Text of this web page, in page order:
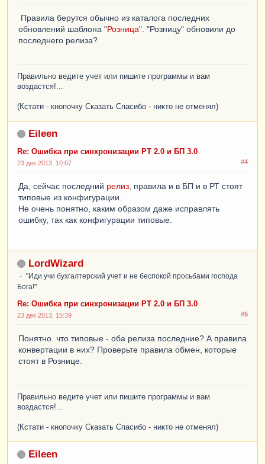
Правила берутся обычно из каталога последних
обновлений шаблона "Розница". "Розницу" обновили до
последнего релиза?
Правильно ведите учет или пишите программы и вам
воздастся!...
(Кстати - кнопочку Сказать Спасибо - никто не отменял)
Eileen
Re: Ошибка при синхронизации РТ 2.0 и БП 3.0
#4
23 дек 2013, 10:07
Да, сейчас последний релиз , правила и в БП и в РТ стоят
типовые из конфигурации.
Не очень понятно, каким образом даже исправлять
ошибку, так как конфигурации типовые.
LordWizard
"Иди учи бухгалтерский учет и не беспокой просьбами господа
Бога!"
Re: Ошибка при синхронизации РТ 2.0 и БП 3.0
#5
23 дек 2013, 15:39
Понятно. что типовые - оба релиза последние? А правила
конвертации в них? Проверьте правила обмен, которые
стоят в Рознице.
Правильно ведите учет или пишите программы и вам
воздастся!...
(Кстати - кнопочку Сказать Спасибо - никто не отменял)
Eileen